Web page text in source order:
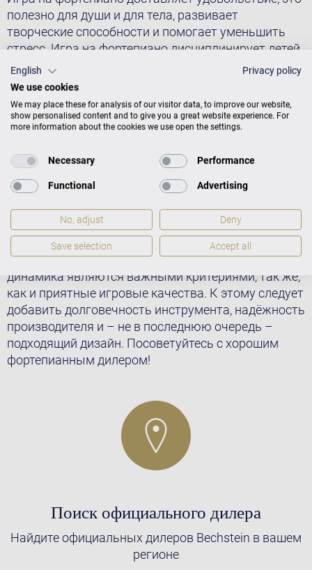
полезно для души и для тела, развивает
творческие способности и помогает уменьшить
стресс. Игра на фортепиано дисциплинирует детей
и подростков, учёба начинает даваться им легче.
Тренировка пальцев, как доказали учёные,
положительно сказывается на работе мозга.
Кстати, это относится и к пожилым людям: игра на
фортепиано позволяет оставаться бодрыми и в
любовь и уважение в кругу друзей.
Oтличная инвестиция в будущее
Ваше пианино или рояль должны радовать вас
долгие годы. Качество звука, его тембр, объём и
динамика являются важными критериями, так же,
как и приятные игровые качества. К этому следует
добавить долговечность инструмента, надёжность
производителя и – не в последнюю очередь –
подходящий дизайн. Посоветуйтесь с хорошим
фортепианным дилером!
Поиск официального дилера
Найдите официальных дилеров Bechstein в вашем
регионе
English
Privacy policy
We use cookies
We may place these for analysis of our visitor data, to improve our website,
show personalised content and to give you a great website experience. For
more information about the cookies we use open the settings.
Necessary Performance
Functional Advertising
No, adjust Deny
Save selection Accept all